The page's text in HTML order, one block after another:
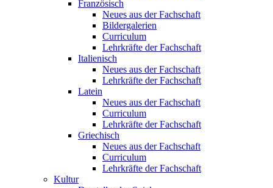
Französisch
Neues aus der Fachschaft
Bildergalerien
Curriculum
Lehrkräfte der Fachschaft
Italienisch
Neues aus der Fachschaft
Lehrkräfte der Fachschaft
Latein
Neues aus der Fachschaft
Curriculum
Lehrkräfte der Fachschaft
Griechisch
Neues aus der Fachschaft
Curriculum
Lehrkräfte der Fachschaft
Kultur